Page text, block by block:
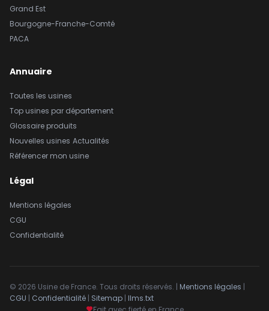
Grand Est
Bourgogne-Franche-Comté
PACA
Annuaire
Toutes les usines
Top usines par département
Glossaire produits
Nouvelles usines Actualités
Référencer mon usine
Légal
Mentions légales
CGU
Confidentialité
© 2026 Usine de France. Tous droits réservés. | Mentions légales |
CGU | Confidentialité | Sitemap | llms.txt